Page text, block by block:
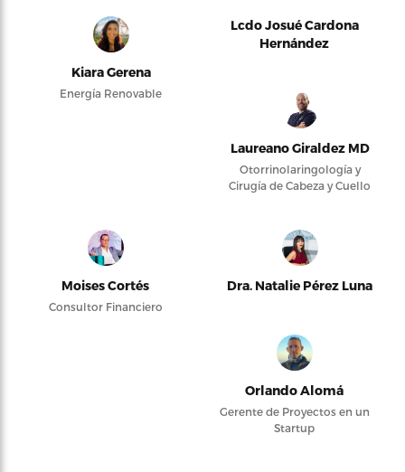
Kiara Gerena
Energía Renovable
Lcdo Josué Cardona
Hernández
Laureano Giraldez MD
Otorrinolaringología y
Cirugía de Cabeza y Cuello
Moises Cortés
Consultor Financiero
Dra. Natalie Pérez Luna
Orlando Alomá
Gerente de Proyectos en un
Startup